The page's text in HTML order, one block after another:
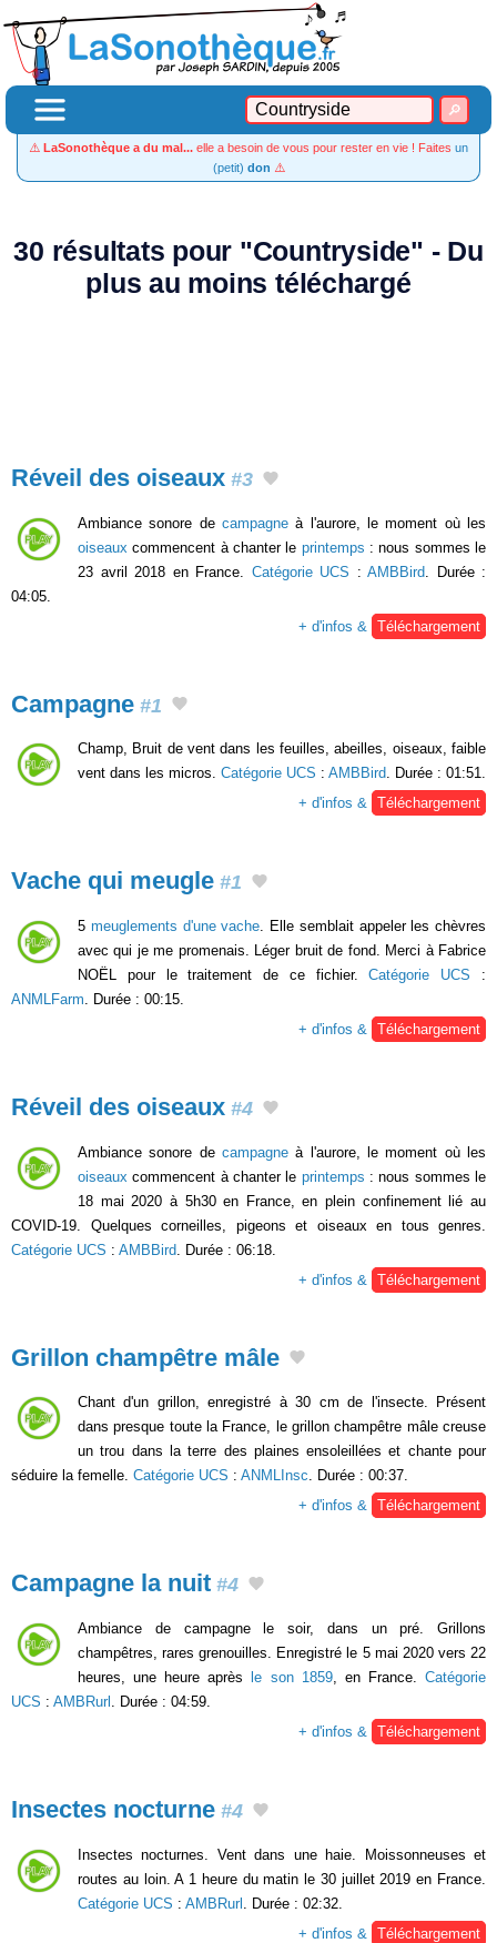
⚠️ LaSonothèque a du mal... elle a besoin de vous pour rester en vie ! Faites un
(petit) don ⚠️
30 résultats pour "Countryside" - Du
plus au moins téléchargé
Réveil des oiseaux #3
Ambiance sonore de campagne à l'aurore, le moment où les
oiseaux commencent à chanter le printemps : nous sommes le
23 avril 2018 en France. Catégorie UCS : AMBBird . Durée :
04:05.
+ d'infos &
Téléchargement
Campagne #1
Champ, Bruit de vent dans les feuilles, abeilles, oiseaux, faible
vent dans les micros. Catégorie UCS : AMBBird. Durée : 01:51.
+ d'infos & Téléchargement
Vache qui meugle #1
5 meuglements d'une vache . Elle semblait appeler les chèvres
avec qui je me promenais. Léger bruit de fond. Merci à Fabrice
NOËL pour le traitement de ce fichier.Catégorie UCS :
ANMLFarm . Durée : 00:15.
+ d'infos &
Téléchargement
Réveil des oiseaux #4
Ambiance sonore de campagne à l'aurore, le moment où les
oiseaux commencent à chanter le printemps : nous sommes le
18 mai 2020 à 5h30 en France, en plein confinement lié au
COVID-19. Quelques corneilles, pigeons et oiseaux en tous genres.
Catégorie UCS : AMBBird . Durée : 06:18.
+ d'infos &
Téléchargement
Grillon champêtre mâle
Chant d'un grillon, enregistré à 30 cm de l'insecte. Présent
dans presque toute la France, le grillon champêtre mâle creuse
un trou dans la terre des plaines ensoleillées et chante pour
séduire la femelle. Catégorie UCS : ANMLInsc. Durée : 00:37.
+ d'infos & Téléchargement
Campagne la nuit #4
Ambiance de campagne le soir, dans un pré. Grillons
champêtres, rares grenouilles. Enregistré le 5 mai 2020 vers 22
heures, une heure après
le son 1859, en France.Catégorie
UCS : AMBRurl
. Durée : 04:59.
+ d'infos &
Téléchargement
Insectes nocturne #4
Insectes nocturnes. Vent dans une haie. Moissonneuses et
routes au loin. A 1 heure du matin le 30 juillet 2019 en France.
Catégorie UCS : AMBRurl . Durée : 02:32.
+ d'infos &
Téléchargement